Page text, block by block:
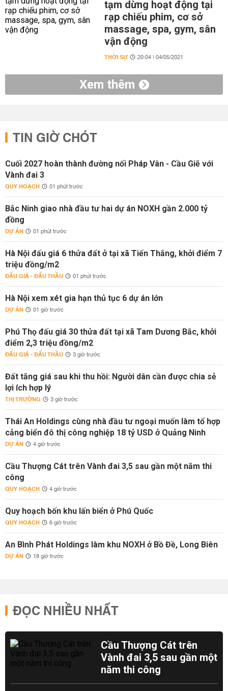
tạm dừng hoạt động tại
rạp chiếu phim, cơ sở
massage, spa, gym, sân
vận động
THỜI SỰ 20:04 | 04/05/2021
Xem thêm
TIN GIỜ CHÓT
Cuối 2027 hoàn thành đường nối Pháp Vân - Cầu Giẽ với
Vành đai 3
QUY HOẠCH 01 phút trước
Bắc Ninh giao nhà đầu tư hai dự án NOXH gần 2.000 tỷ
đồng
DỰ ÁN 01 phút trước
Hà Nội đấu giá 6 thửa đất ở tại xã Tiến Thắng, khởi điểm 7
triệu đồng/m2
ĐẤU GIÁ - ĐẤU THẦU 01 phút trước
Hà Nội xem xét gia hạn thủ tục 6 dự án lớn
DỰ ÁN 01 giờ trước
Phú Thọ đấu giá 30 thửa đất tại xã Tam Dương Bắc, khởi
điểm 2,3 triệu đồng/m2
ĐẤU GIÁ - ĐẤU THẦU 3 giờ trước
Đất tăng giá sau khi thu hồi: Người dân cần được chia sẻ
lợi ích hợp lý
THỊ TRƯỜNG 3 giờ trước
Thái An Holdings cùng nhà đầu tư ngoại muốn làm tổ hợp
cảng biển đô thị công nghiệp 18 tỷ USD ở Quảng Ninh
DỰ ÁN 4 giờ trước
Cầu Thượng Cát trên Vành đai 3,5 sau gần một năm thi
công
QUY HOẠCH 4 giờ trước
Quy hoạch bốn khu lấn biển ở Phú Quốc
QUY HOẠCH 6 giờ trước
An Bình Phát Holdings làm khu NOXH ở Bồ Đề, Long Biên
DỰ ÁN 18 giờ trước
ĐỌC NHIỀU NHẤT
Cầu Thượng Cát trên
Vành đai 3,5 sau gần một
năm thi công